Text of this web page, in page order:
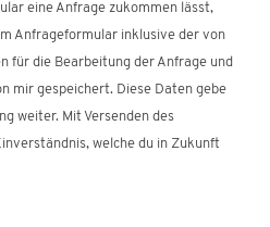
eine Anfrage zukommen lässt,
Anfrageformular inklusive der von
für die Bearbeitung der Anfrage und
mir gespeichert. Diese Daten gebe
weiter. Mit Versenden des
welche du in Zukunft